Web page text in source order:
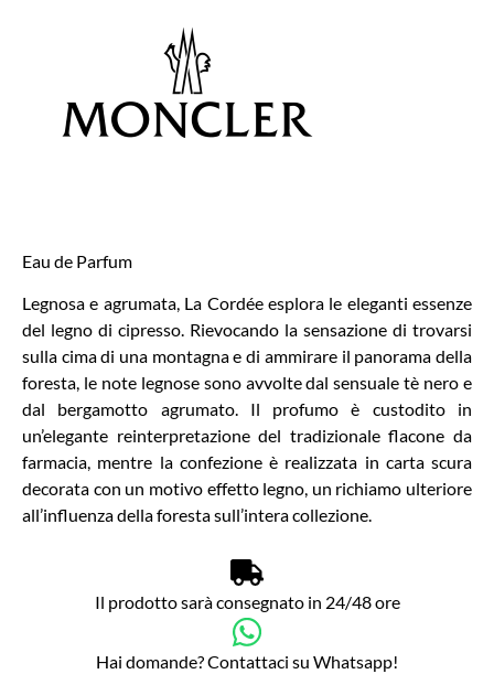
Eau de Parfum
Legnosa e agrumata, La Cordée esplora le eleganti essenze
del legno di cipresso. Rievocando la sensazione di trovarsi
sulla cima di una montagna e di ammirare il panorama della
foresta, le note legnose sono avvolte dal sensuale tè nero e
dal bergamotto agrumato. Il profumo è custodito in
un’elegante reinterpretazione del tradizionale flacone da
farmacia, mentre la confezione è realizzata in carta scura
decorata con un motivo effetto legno, un richiamo ulteriore
all’influenza della foresta sull’intera collezione.
Il prodotto sarà consegnato in 24/48 ore
Hai domande? Contattaci su Whatsapp!